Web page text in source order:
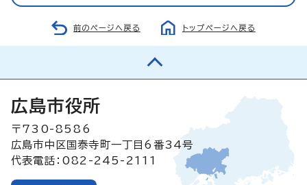
前のページへ戻る トップページへ戻る
広島市役所
〒730-8586
広島市中区国泰寺町一丁目6番34号
代表電話：082-245-2111